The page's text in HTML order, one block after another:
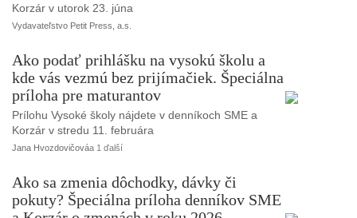
Korzár v utorok 23. júna
Vydavateľstvo Petit Press, a.s.
Ako podať prihlášku na vysokú školu a
kde vás vezmú bez prijímačiek. Špeciálna
príloha pre maturantov
Prílohu Vysoké školy nájdete v denníkoch SME a
Korzár v stredu 11. februára
Jana Hvozdovičováa 1 ďalší
Ako sa zmenia dôchodky, dávky či
pokuty? Špeciálna príloha denníkov SME